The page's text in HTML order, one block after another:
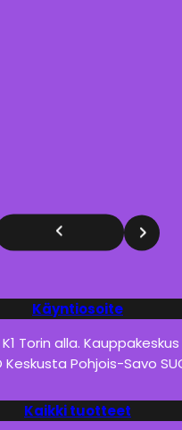
Käyntiosoite
Torin alla. Kauppakeskus
Keskusta Pohjois-Savo
Kaikki tuotteet